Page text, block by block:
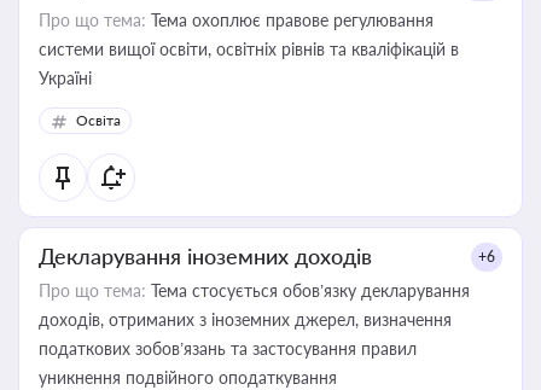
Про що тема: Тема охоплює правове регулювання
системи вищої освіти, освітніх рівнів та кваліфікацій в
Україні
Освіта
Декларування іноземних доходів +6
Про що тема: Тема стосується обов’язку декларування
доходів, отриманих з іноземних джерел, визначення
податкових зобов’язань та застосування правил
уникнення подвійного оподаткування